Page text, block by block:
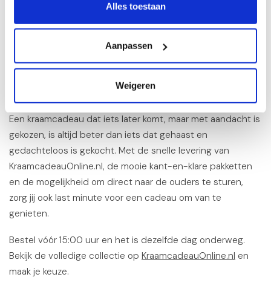
Alles toestaan
Aanpassen
Weigeren
verpakt en altijd raak. En voor iets extra bijzonders: de
geschenkset Silver Haarlokdoosjemet Jellycat knuffel en
een verzilverd haarlokdoosje van Zilverstad, een cadeau
dat ouders écht bijblijft.
Last minute, maar niet minder
bijzonder
Een kraamcadeau dat iets later komt, maar met aandacht is
gekozen, is altijd beter dan iets dat gehaast en
gedachteloos is gekocht. Met de snelle levering van
KraamcadeauOnline.nl, de mooie kant-en-klare pakketten
en de mogelijkheid om direct naar de ouders te sturen,
zorg jij ook last minute voor een cadeau om van te
genieten.
Bestel vóór 15:00 uur en het is dezelfde dag onderweg.
Bekijk de volledige collectie op KraamcadeauOnline.nl en
maak je keuze.